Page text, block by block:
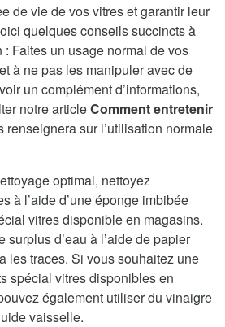
de vie de vos vitres et garantir leur
quelques conseils succincts à
Faites un usage normal de vos
à ne pas les manipuler avec de
un complément d’informations,
notre articleComment entretenir
renseignera sur l’utilisation normale
optimal, nettoyez
à l’aide d’une éponge imbibée
vitres disponible en magasins.
surplus d’eau à l’aide de papier
les traces. Si vous souhaitez une
spécial vitres disponibles en
également utiliser du vinaigre
vaisselle.